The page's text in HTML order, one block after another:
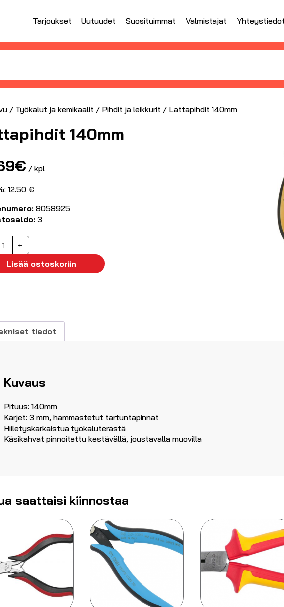
Tarjoukset Uutuudet Suosituimmat Valmistajat Yhteystiedot
/ Työkalut ja kemikaalit / Pihdit ja leikkurit / Lattapihdit 140mm
140mm
€ / kpl
12.50 €
8058925
3
+
Lisää ostoskoriin
tiedot
Kuvaus
Pituus: 140mm
Kärjet: 3 mm, hammastetut tartuntapinnat
Hiiletyskarkaistua työkaluterästä
Käsikahvat pinnoitettu kestävällä, joustavalla muovilla
saattaisi kiinnostaa